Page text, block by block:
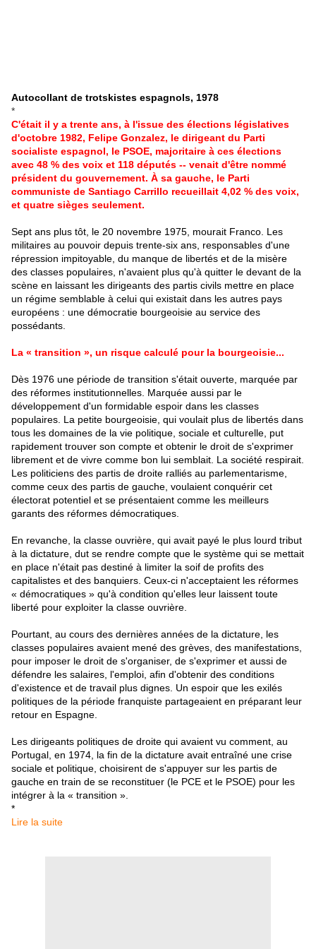
Autocollant de trotskistes espagnols, 1978
*
C'était il y a trente ans, à l'issue des élections législatives
d'octobre 1982, Felipe Gonzalez, le dirigeant du Parti
socialiste espagnol, le PSOE, majoritaire à ces élections
avec 48 % des voix et 118 députés -- venait d'être nommé
président du gouvernement. À sa gauche, le Parti
communiste de Santiago Carrillo recueillait 4,02 % des voix,
et quatre sièges seulement.
Sept ans plus tôt, le 20 novembre 1975, mourait Franco. Les
militaires au pouvoir depuis trente-six ans, responsables d'une
répression impitoyable, du manque de libertés et de la misère
des classes populaires, n'avaient plus qu'à quitter le devant de la
scène en laissant les dirigeants des partis civils mettre en place
un régime semblable à celui qui existait dans les autres pays
européens : une démocratie bourgeoisie au service des
possédants.
La « transition », un risque calculé pour la bourgeoisie...
Dès 1976 une période de transition s'était ouverte, marquée par
des réformes institutionnelles. Marquée aussi par le
développement d'un formidable espoir dans les classes
populaires. La petite bourgeoisie, qui voulait plus de libertés dans
tous les domaines de la vie politique, sociale et culturelle, put
rapidement trouver son compte et obtenir le droit de s'exprimer
librement et de vivre comme bon lui semblait. La société respirait.
Les politiciens des partis de droite ralliés au parlementarisme,
comme ceux des partis de gauche, voulaient conquérir cet
électorat potentiel et se présentaient comme les meilleurs
garants des réformes démocratiques.
En revanche, la classe ouvrière, qui avait payé le plus lourd tribut
à la dictature, dut se rendre compte que le système qui se mettait
en place n'était pas destiné à limiter la soif de profits des
capitalistes et des banquiers. Ceux-ci n'acceptaient les réformes
« démocratiques » qu'à condition qu'elles leur laissent toute
liberté pour exploiter la classe ouvrière.
Pourtant, au cours des dernières années de la dictature, les
classes populaires avaient mené des grèves, des manifestations,
pour imposer le droit de s'organiser, de s'exprimer et aussi de
défendre les salaires, l'emploi, afin d'obtenir des conditions
d'existence et de travail plus dignes. Un espoir que les exilés
politiques de la période franquiste partageaient en préparant leur
retour en Espagne.
Les dirigeants politiques de droite qui avaient vu comment, au
Portugal, en 1974, la fin de la dictature avait entraîné une crise
sociale et politique, choisirent de s'appuyer sur les partis de
gauche en train de se reconstituer (le PCE et le PSOE) pour les
intégrer à la « transition ».
*
Lire la suite